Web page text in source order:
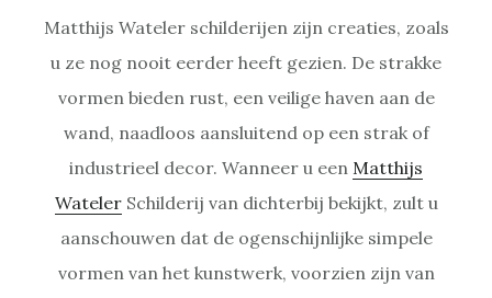
Matthijs Wateler schilderijen zijn creaties, zoals
u ze nog nooit eerder heeft gezien. De strakke
vormen bieden rust, een veilige haven aan de
wand, naadloos aansluitend op een strak of
industrieel decor. Wanneer u een Matthijs
WatelerSchilderij van dichterbij bekijkt, zult u
aanschouwen dat de ogenschijnlijke simpele
vormen van het kunstwerk, voorzien zijn van